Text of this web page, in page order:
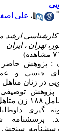
،علی اصغر
ارشد
تهران ، ایران
: پژوهش حاضر
جنسی و
در زنان متاهل
توصیفی–
حجم نمونه شامل
­گیری
پرسشنامه
سنجش